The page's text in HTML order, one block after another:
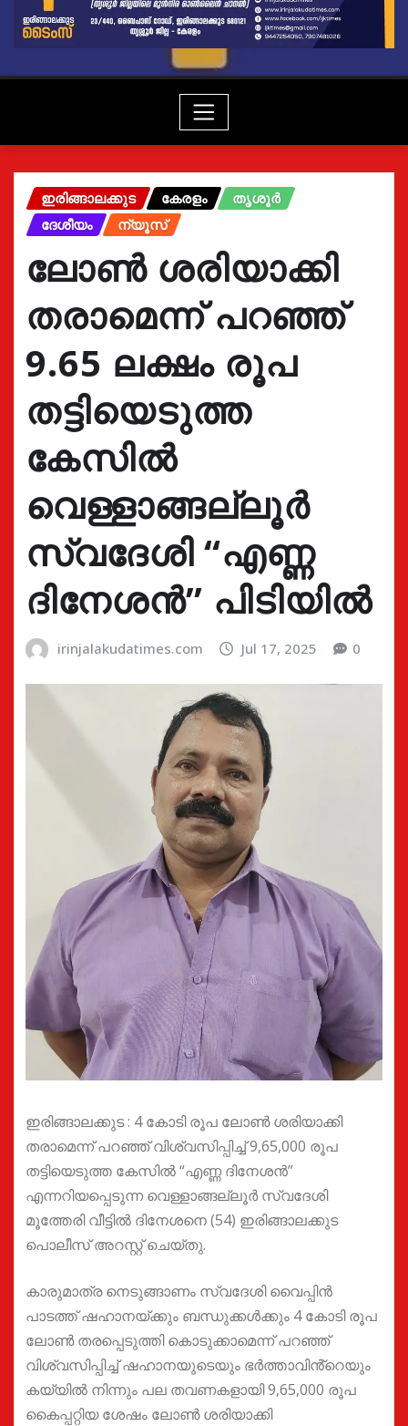
ഇരിങ്ങാലക്കുട കേരളം
തൃശൂർ
ദേശീയം
ന്യൂസ്
ലോൺ ശരിയാക്കി
തരാമെന്ന് പറഞ്ഞ്
9.65 ലക്ഷം രൂപ
തട്ടിയെടുത്ത
കേസിൽ
വെള്ളാങ്ങല്ലൂർ
സ്വദേശി “എണ്ണ
ദിനേശൻ” പിടിയിൽ
irinjalakudatimes.com Jul 17, 2025 0
ഇരിങ്ങാലക്കുട : 4 കോടി രൂപ ലോൺ ശരിയാക്കി
തരാമെന്ന് പറഞ്ഞ് വിശ്വസിപ്പിച്ച് 9,65,000 രൂപ
തട്ടിയെടുത്ത കേസിൽ “എണ്ണ ദിനേശൻ”
എന്നറിയപ്പെടുന്ന വെള്ളാങ്ങല്ലൂർ സ്വദേശി
മൂത്തേരി വീട്ടിൽ ദിനേശനെ (54) ഇരിങ്ങാലക്കുട
പൊലീസ് അറസ്റ്റ് ചെയ്തു.
കാരുമാത്ര നെടുങ്ങാണം സ്വദേശി വൈപ്പിൻ
പാടത്ത് ഷഹാനയ്ക്കും ബന്ധുക്കൾക്കും 4 കോടി രൂപ
ലോൺ തരപ്പെടുത്തി കൊടുക്കാമെന്ന് പറഞ്ഞ്
വിശ്വസിപ്പിച്ച് ഷഹാനയുടെയും ഭർത്താവിൻ്റെയും
കയ്യിൽ നിന്നും പല തവണകളായി 9,65,000 രൂപ
കൈപ്പറ്റിയ ശേഷം ലോൺ ശരിയാക്കി